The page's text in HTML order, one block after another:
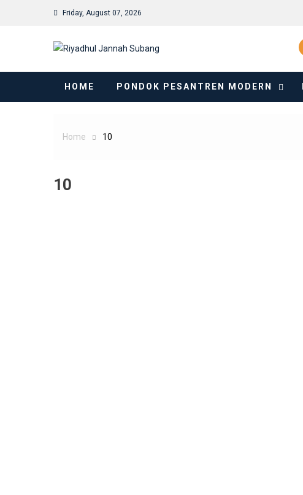
Friday, August 07, 2026
HOME PONDOK PESANTREN MODERN
Home 10
10